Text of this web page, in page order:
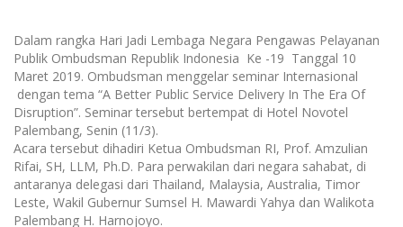
Dalam rangka Hari Jadi Lembaga Negara Pengawas Pelayanan
Publik Ombudsman Republik Indonesia Ke -19 Tanggal 10
Maret 2019. Ombudsman menggelar seminar Internasional
dengan tema “A Better Public Service Delivery In The Era Of
Disruption”. Seminar tersebut bertempat di Hotel Novotel
Palembang, Senin (11/3).
Acara tersebut dihadiri Ketua Ombudsman RI, Prof. Amzulian
Rifai, SH, LLM, Ph.D. Para perwakilan dari negara sahabat, di
antaranya delegasi dari Thailand, Malaysia, Australia, Timor
Leste, Wakil Gubernur Sumsel H. Mawardi Yahya dan Walikota
Palembang H. Harnojoyo.